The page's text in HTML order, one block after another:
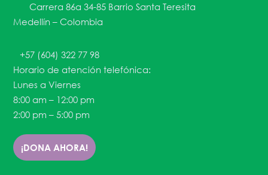
Carrera 86a 34-85 Barrio Santa Teresita
Medellín – Colombia
+57 (604) 322 77 98
Horario de atención telefónica:
Lunes a Viernes
8:00 am – 12:00 pm
2:00 pm – 5:00 pm
¡DONA AHORA!